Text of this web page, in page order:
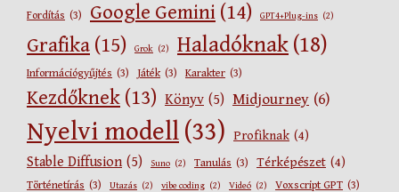
Fordítás (3) Google Gemini (14) GPT4+Plug-ins (2)
Grafika (15) Grok (2) Haladóknak (18)
Információgyűjtés (3) Játék (3) Karakter (3)
Kezdőknek (13) Könyv (5) Midjourney (6)
Nyelvi modell (33) Profiknak (4)
Stable Diffusion (5) Suno (2) Tanulás (3) Térképészet (4)
Történetírás (3) Utazás (2) vibe coding (2) Videó (2) Voxscript GPT (3)